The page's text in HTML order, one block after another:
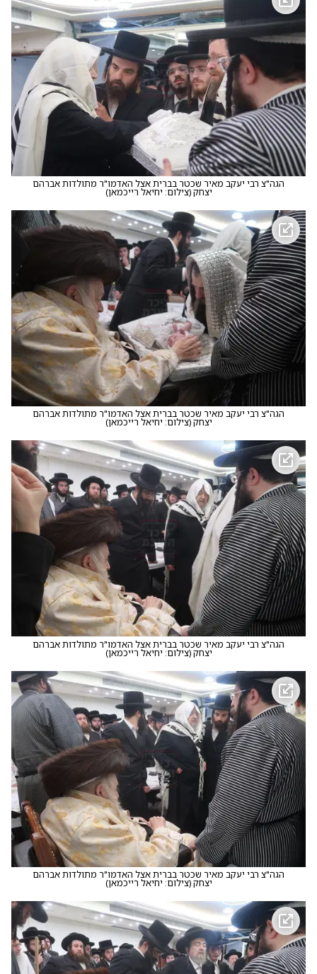
הגה"צ רבי יעקב מאיר שכטר בברית אצל האדמו"ר מתולדות אברהם
יצחק(צילום: יחיאל רייכמאן)
הגה"צ רבי יעקב מאיר שכטר בברית אצל האדמו"ר מתולדות אברהם
יצחק(צילום: יחיאל רייכמאן)
הגה"צ רבי יעקב מאיר שכטר בברית אצל האדמו"ר מתולדות אברהם
יצחק(צילום: יחיאל רייכמאן)
הגה"צ רבי יעקב מאיר שכטר בברית אצל האדמו"ר מתולדות אברהם
יצחק(צילום: יחיאל רייכמאן)